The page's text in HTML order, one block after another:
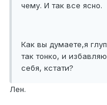
чему. И так все ясно.
Как вы думаете,я
так тонко, и
себя, кстати?
Лен.